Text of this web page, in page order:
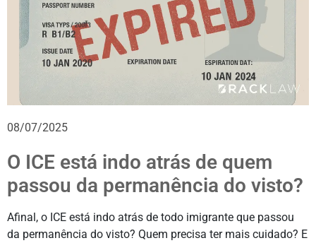
08/07/2025
O ICE está indo atrás de quem
passou da permanência do visto?
Afinal, o ICE está indo atrás de todo imigrante que passou
da permanência do visto? Quem precisa ter mais cuidado? E